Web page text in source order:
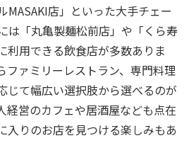
MASAKI店」といった大手チェー
は「丸亀製麺松前店」や「くら寿
利用できる飲食店が多数ありま
ファミリーレストラン、専門料理
じて幅広い選択肢から選べるのが
経営のカフェや居酒屋なども点在
入りのお店を見つける楽しみもあ